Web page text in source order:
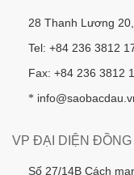
28 Thanh Lương
Tel: +84 236 3812
Fax: +84 236 3812
*
VP ĐẠI DIỆN ĐỒNG
Số 27/14B Cách